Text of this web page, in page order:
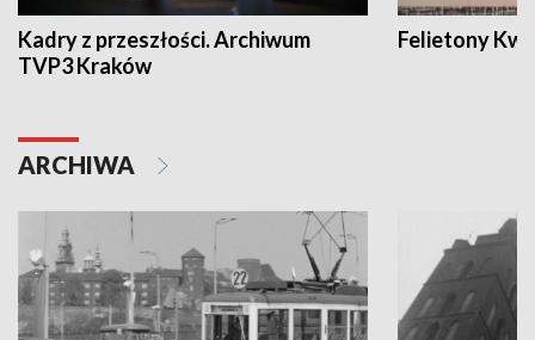
Kadry z przeszłości. Archiwum
TVP3 Kraków
Felietony
ARCHIWA